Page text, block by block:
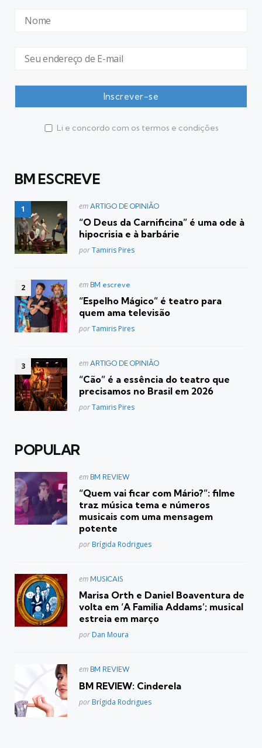
Li e concordo com os termos e condições
BM ESCREVE
Postado
em ARTIGO DE OPINIÃO
“O Deus da Carnificina” é uma ode à
hipocrisia e à barbárie
Posted
porTamiris Pires
Postado
em BM escreve
“Espelho Mágico” é teatro para
quem ama televisão
Posted
porTamiris Pires
Postado
em ARTIGO DE OPINIÃO
“Cão” é a essência do teatro que
precisamos no Brasil em 2026
Posted
porTamiris Pires
POPULAR
Postado
em BM REVIEW
“Quem vai ficar com Mário?”: filme
traz música tema e números
musicais com uma mensagem
potente
Posted
por Brígida Rodrigues
Postado
em MUSICAIS
Marisa Orth e Daniel Boaventura de
volta em ‘A Familia Addams’; musical
estreia em março
Posted
por Dan Moura
Postado
em BM REVIEW
BM REVIEW: Cinderela
Posted
por Brígida Rodrigues